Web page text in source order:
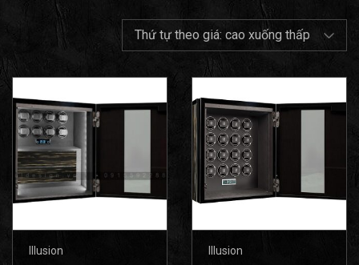
Illusion Illusion